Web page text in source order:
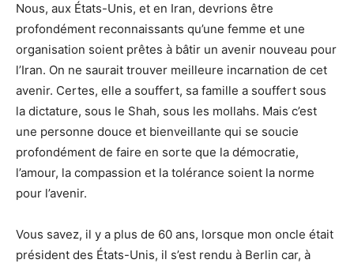
Nous, aux États-Unis, et en Iran, devrions être
profondément reconnaissants qu’une femme et une
organisation soient prêtes à bâtir un avenir nouveau pour
l’Iran. On ne saurait trouver meilleure incarnation de cet
avenir. Certes, elle a souffert, sa famille a souffert sous
la dictature, sous le Shah, sous les mollahs. Mais c’est
une personne douce et bienveillante qui se soucie
profondément de faire en sorte que la démocratie,
l’amour, la compassion et la tolérance soient la norme
pour l’avenir.
Vous savez, il y a plus de 60 ans, lorsque mon oncle était
président des États-Unis, il s’est rendu à Berlin car, à